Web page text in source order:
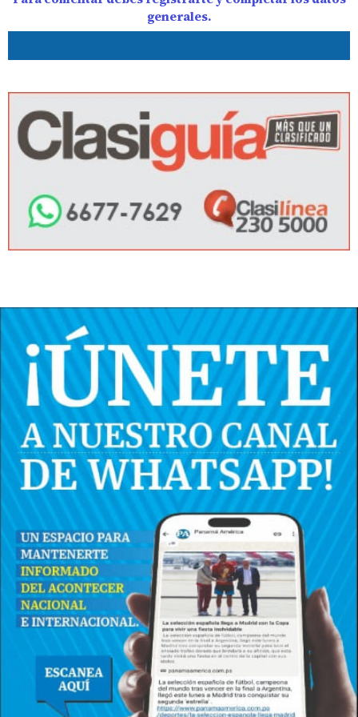
generales.